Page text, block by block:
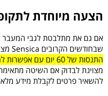
הצעה מיוחדת
אם גם את מתלבטת לגבי המעבר
שבחודשים הקרובים Sensica מציעה הזדמנות מעניינת:
התנסות של 60 יום עם אפשרות להחזר כספי מלא.
מצוינת לבדוק אם השיטה
להשאיר פרטים לקבלת מידע